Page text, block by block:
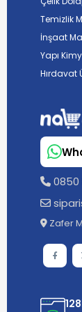
Temizlik
İnşaat
Yapı
Hırdavat
0850
Zafer